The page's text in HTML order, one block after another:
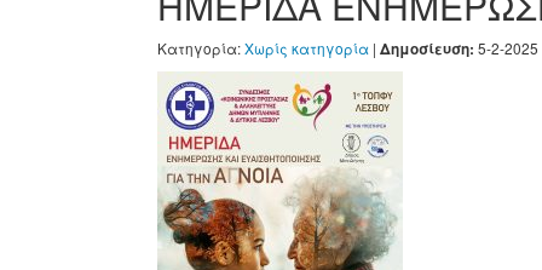
Κατηγορία:Χωρίς κατηγορία | Δημοσίευση: 5-2-